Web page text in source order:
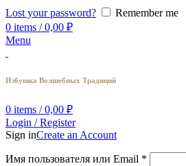
Lost your password?
Remember me
0 items / 0,00 ₽
Menu
Избушка Волшебных Традиций
0 items / 0,00 ₽
Login / Register
Sign inCreate an Account
Имя пользователя или Email *